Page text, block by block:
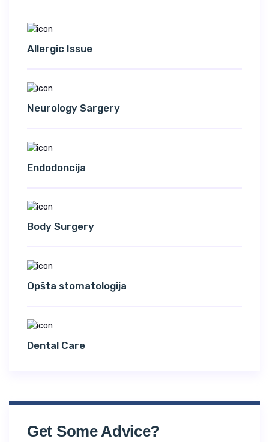
Allergic Issue
Neurology Sargery
Endodoncija
Body Surgery
Opšta stomatologija
Dental Care
Get Some Advice?